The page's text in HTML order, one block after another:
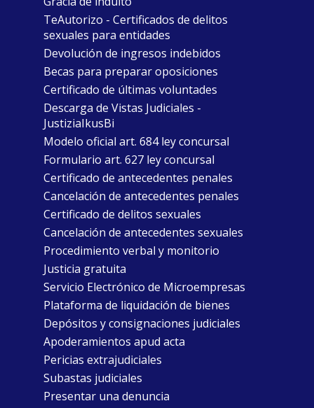
TeAutorizo - Certificados de delitos
sexuales para entidades
Devolución de ingresos indebidos
Becas para preparar oposiciones
Certificado de últimas voluntades
Descarga de Vistas Judiciales -
JustiziaIkusBi
Modelo oficial art. 684 ley concursal
Formulario art. 627 ley concursal
Certificado de antecedentes penales
Cancelación de antecedentes penales
Certificado de delitos sexuales
Cancelación de antecedentes sexuales
Procedimiento verbal y monitorio
Justicia gratuita
Servicio Electrónico de Microempresas
Plataforma de liquidación de bienes
Depósitos y consignaciones judiciales
Apoderamientos apud acta
Pericias extrajudiciales
Subastas judiciales
Presentar una denuncia